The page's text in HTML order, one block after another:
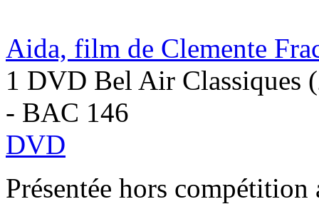
Aida, film de Clemente
1 DVD Bel Air Classiques
- BAC 146
DVD
Présentée hors